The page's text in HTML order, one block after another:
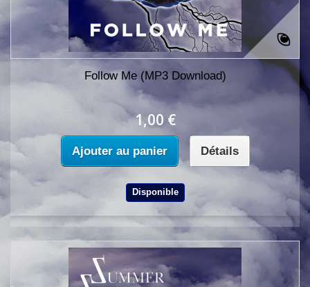
Follow Me (MP3 Download)
1,00 €
Ajouter au panier Détails
Disponible